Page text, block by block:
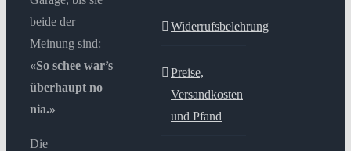
beide der
Meinung sind:
«So schee war’s
überhaupt no
nia.»
Die
Widerrufsbelehrung
Preise,
Versandkosten
und Pfand